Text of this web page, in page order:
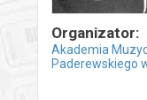
Organizator:
Akademia
Paderewskiego